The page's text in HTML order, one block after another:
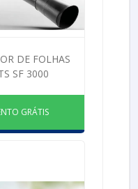
DE FOLHAS
SF 3000
GRÁTIS